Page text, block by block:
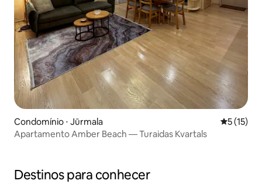
Condomínio ⋅ Jūrmala 5 de uma
5 (15)
Apartamento Amber Beach — Turaidas Kvartals
Destinos para conhecer